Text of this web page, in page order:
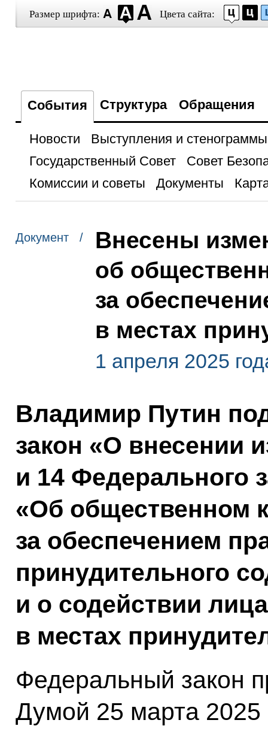
Размер шрифта: Цвета сайта:
События Структура Обращения
Новости
Выступления и стенограммы
Государственный Совет
Совет
Комиссии и советы
Документы
Документ /
Внесены
об
за
в местах
1 апреля 2025
Владимир Путин
закон «О внесении
и 14 Федерального
«Об общественном
за обеспечением
принудительного
и о содействии
в местах
Федеральный закон
Думой 25 марта 2025